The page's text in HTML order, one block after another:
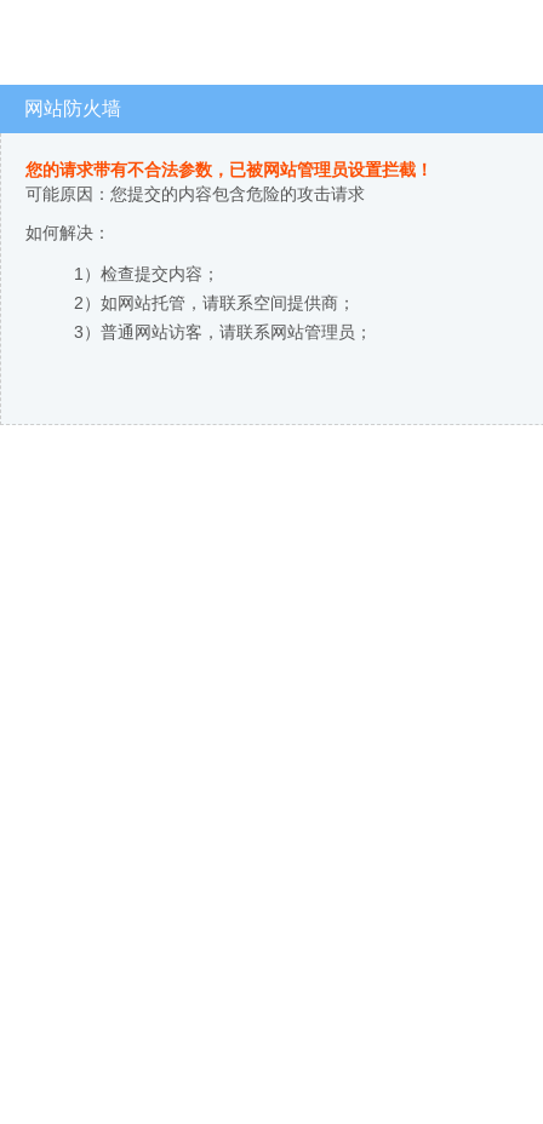
网站防火墙
您的请求带有不合法参数，已被网站管理员设置拦截！
可能原因：您提交的内容包含危险的攻击请求
如何解决：
1）检查提交内容；
2）如网站托管，请联系空间提供商；
3）普通网站访客，请联系网站管理员；